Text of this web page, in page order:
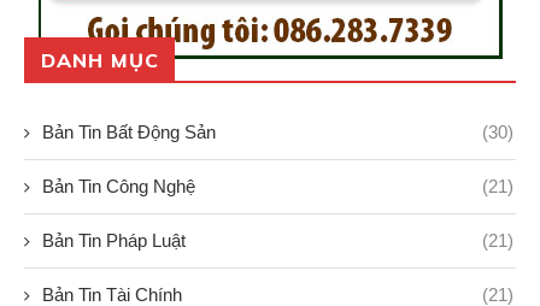
DANH MỤC
Bản Tin Bất Động Sản (30)
Bản Tin Công Nghệ (21)
Bản Tin Pháp Luật (21)
Bản Tin Tài Chính (21)